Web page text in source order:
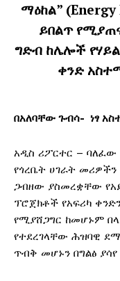
ማዕከል”
ይበልጥ
ግድብ ከሌሎች
ቀንድ
በአለባቸው ጉብሳ- ነፃ
አዲስ ሪፖርተር –
የጎረቤት ሀገራት መሪዎችን
ጋብዘው ያስመረቋቸው
ፕሮጀክቶች የአፍሪካ
የሚያሸጋግር ከመሆኑም
የተደረገላቸው ሕዝባዊ
ጥብቅ መሆኑን በግልፅ ያሳየ